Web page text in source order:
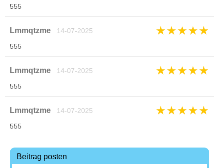
555
Lmmqtzme 14-07-2025 ★★★★★
555
Lmmqtzme 14-07-2025 ★★★★★
555
Lmmqtzme 14-07-2025 ★★★★★
555
Beitrag posten